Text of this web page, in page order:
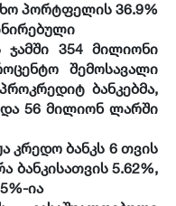
პორტფელის 36.9%
354 მილიონი
შემოსავალი
ბანკებმა,
და 56 მილიონ ლარში
კრედო ბანკს 6 თვის
ბანკისათვის 5.62%,
ია